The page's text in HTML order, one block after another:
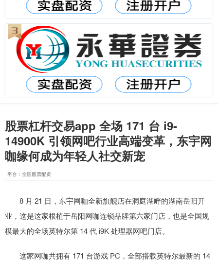
股票杠杆交易app 全场 171 台 i9-
14900K 引领网吧行业高端变革，东宇网
咖缘何成为年轻人社交新宠
平台：全国股票配资
8 月 21 日，东宇网咖全新旗舰店在洞庭湖畔的湖南岳阳开
业，这是这家根植于岳阳网咖连锁品牌第六家门店，也是全国规
模最大的全场英特尔第 14 代 i9K 处理器网吧门店。
这家网咖共拥有 171 台游戏 PC，全部搭载英特尔最新的 14